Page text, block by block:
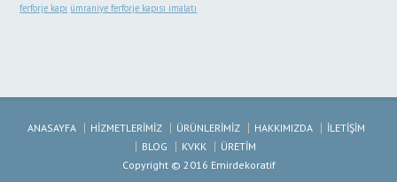
ferforje kapı ümraniye ferforje kapısı imalatı
ANASAYFA HİZMETLERİMİZ ÜRÜNLERİMİZ HAKKIMIZDA
İLETİŞİM
BLOG
KVKK
ÜRETİM
Copyright © 2016 Emirdekoratif